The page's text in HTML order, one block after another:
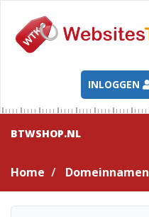
INLOGGEN
BTWSHOP.NL
Home Domeinnamen